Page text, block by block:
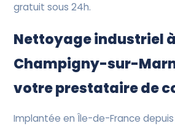
gratuit sous 24h.
Nettoyage industriel à
Champigny-sur-
votre prestataire de
Implantée en Île-de-France depuis